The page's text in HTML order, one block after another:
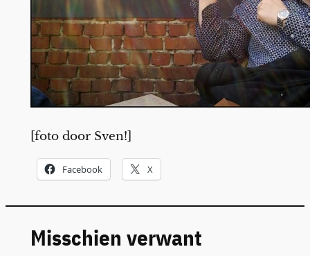
[foto door Sven!]
Facebook X
Misschien verwant